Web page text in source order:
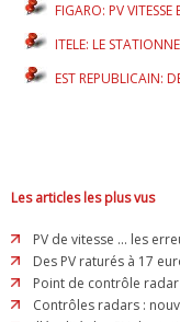
FIGARO: PV VITESSE
ITELE: LE
EST REPUBLICAIN:
Les articles les plus vus
PV de vitesse ... les
Des PV raturés à 17
Point de contrôle
Contrôles radars :